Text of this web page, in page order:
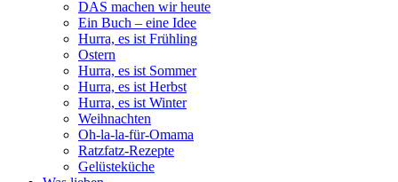
DAS machen wir heute
Ein Buch – eine Idee
Hurra, es ist Frühling
Ostern
Hurra, es ist Sommer
Hurra, es ist Herbst
Hurra, es ist Winter
Weihnachten
Oh-la-la-für-Omama
Ratzfatz-Rezepte
Gelüsteküche